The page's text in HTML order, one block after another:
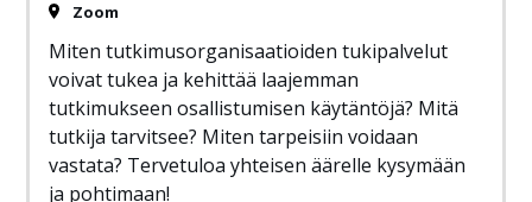
Zoom
Miten tutkimusorganisaatioiden tukipalvelut
voivat tukea ja kehittää laajemman
tutkimukseen osallistumisen käytäntöjä? Mitä
tutkija tarvitsee? Miten tarpeisiin voidaan
vastata? Tervetuloa yhteisen äärelle kysymään
ja pohtimaan!